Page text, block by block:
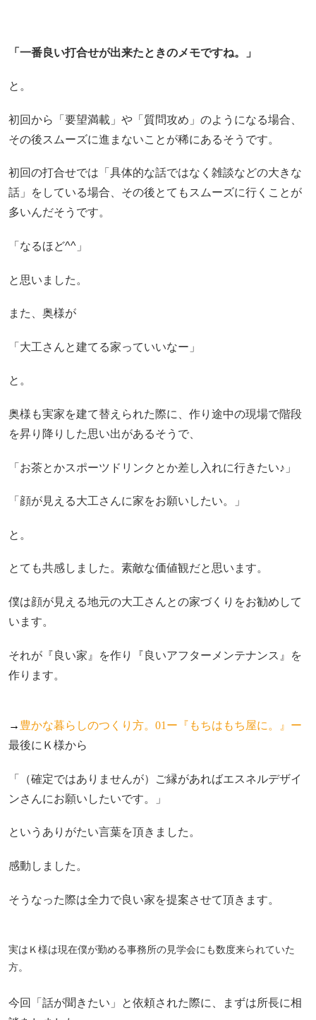
「一番良い打合せが出来たときのメモですね。」
と。
初回から「要望満載」や「質問攻め」のようになる場合、
その後スムーズに進まないことが稀にあるそうです。
初回の打合せでは「具体的な話ではなく雑談などの大きな
話」をしている場合、その後とてもスムーズに行くことが
多いんだそうです。
「なるほど^^」
と思いました。
また、奥様が
「大工さんと建てる家っていいなー」
と。
奥様も実家を建て替えられた際に、作り途中の現場で階段
を昇り降りした思い出があるそうで、
「お茶とかスポーツドリンクとか差し入れに行きたい♪」
「顔が見える大工さんに家をお願いしたい。」
と。
とても共感しました。素敵な価値観だと思います。
僕は顔が見える地元の大工さんとの家づくりをお勧めして
います。
それが『良い家』を作り『良いアフターメンテナンス』を
作ります。
→ 豊かな暮らしのつくり方。01ー『もちはもち屋に。』ー
最後にＫ様から
「（確定ではありませんが）ご縁があればエスネルデザイ
ンさんにお願いしたいです。」
というありがたい言葉を頂きました。
感動しました。
そうなった際は全力で良い家を提案させて頂きます。
実はＫ様は現在僕が勤める事務所の見学会にも数度来られていた
方。
今回「話が聞きたい」と依頼された際に、まずは所長に相